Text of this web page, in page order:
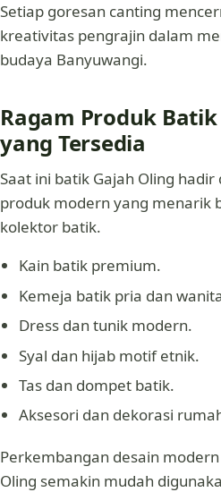
Setiap goresan canting
kreativitas pengrajin dalam
budaya Banyuwangi.
Ragam Produk
yang Tersedia
Saat ini batik Gajah Oling
produk modern yang menarik
kolektor batik.
Kain batik premium.
Kemeja batik pria dan
Dress dan tunik modern.
Syal dan hijab motif etnik.
Tas dan dompet batik.
Aksesori dan dekorasi
Perkembangan desain
Oling semakin mudah